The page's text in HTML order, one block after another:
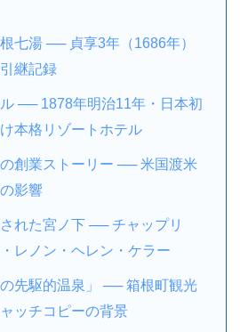
七湯 ── 貞享3年（1686年）
継記録
── 1878年明治11年・日本初
本格リゾートホテル
創業ストーリー ── 米国渡米
影響
れた宮ノ下 ── チャップリ
レノン・ヘレン・ケラー
の先駆的温泉」 ── 箱根町観光
ッチコピーの背景